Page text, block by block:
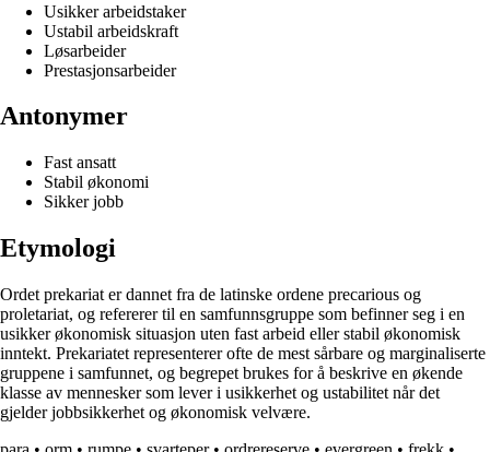
Usikker arbeidstaker
Ustabil arbeidskraft
Løsarbeider
Prestasjonsarbeider
Antonymer
Fast ansatt
Stabil økonomi
Sikker jobb
Etymologi
Ordet prekariat er dannet fra de latinske ordene precarious og
proletariat, og refererer til en samfunnsgruppe som befinner seg i en
usikker økonomisk situasjon uten fast arbeid eller stabil økonomisk
inntekt. Prekariatet representerer ofte de mest sårbare og marginaliserte
gruppene i samfunnet, og begrepet brukes for å beskrive en økende
klasse av mennesker som lever i usikkerhet og ustabilitet når det
gjelder jobbsikkerhet og økonomisk velvære.